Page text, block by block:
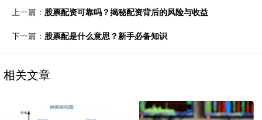
上一篇： 股票配资可靠吗？揭秘配资背后的风险与收益
下一篇： 股票配是什么意思？新手必备知识
相关文章